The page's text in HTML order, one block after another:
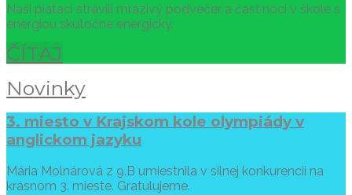
Naši piataci strávili mrazivý podvečer a časť noci v škole s
energiou skutočne energicky.
ČÍTAJ
Novinky
3. miesto v Krajskom kole olympiády v
anglickom jazyku
Mária Molnárová z 9.B umiestnila v silnej konkurencii na
krásnom 3. mieste. Gratulujeme.